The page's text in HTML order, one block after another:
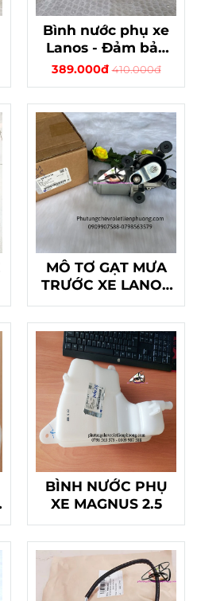
Bình nước phụ xe
Lanos - Đảm bảo
lượng nước luôn
động ổn định
389.000đ 410.000đ
MÔ TƠ GẠT MƯA
TRƯỚC XE LANOS
CHÍNH HÃNG
BÌNH NƯỚC PHỤ
XE MAGNUS 2.5